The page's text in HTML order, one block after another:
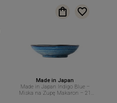
Made in Japan
Made in Japan Indigo Blue –
Miska na Zupę Makaron – 21